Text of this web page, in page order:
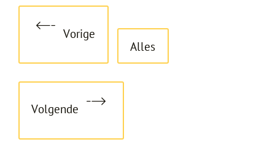
Vorige
Alles
Volgende